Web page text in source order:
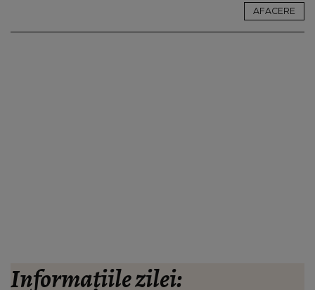
AFACERE
Informațiile zilei: